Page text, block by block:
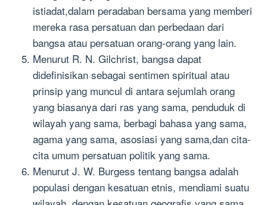
istiadat,dalam peradaban bersama yang memberi
mereka rasa persatuan dan perbedaan dari
bangsa atau persatuan orang-orang yang lain.
Menurut R. N. Gilchrist, bangsa dapat
didefinisikan sebagai sentimen spiritual atau
prinsip yang muncul di antara sejumlah orang
yang biasanya dari ras yang sama, penduduk di
wilayah yang sama, berbagi bahasa yang sama,
agama yang sama, asosiasi yang sama,dan cita-
cita umum persatuan politik yang sama.
Menurut J. W. Burgess tentang bangsa adalah
populasi dengan kesatuan etnis, mendiami suatu